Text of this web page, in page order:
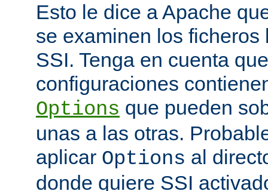
Esto le dice a Apache
se examinen los
SSI. Tenga en cuenta
configuraciones
Options que pueden
unas a las otras.
aplicar Options al
donde quiere SSI